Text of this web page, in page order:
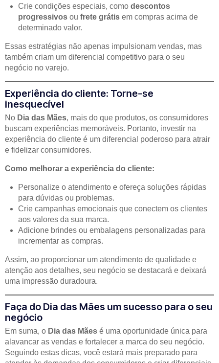
Crie condições especiais, comodescontos
progressivos oufrete grátis em compras acima de
determinado valor.
Essas estratégias não apenas impulsionam vendas, mas
também criam um diferencial competitivo para o seu
negócio no varejo.
Experiência do cliente: Torne-se
inesquecível
No Dia das Mães, mais do que produtos, os consumidores
buscam experiências memoráveis. Portanto, investir na
experiência do cliente é um diferencial poderoso para atrair
e fidelizar consumidores.
Como melhorar a experiência do cliente:
Personalize o atendimento e ofereça soluções rápidas
para dúvidas ou problemas.
Crie campanhas emocionais que conectem os clientes
aos valores da sua marca.
Adicione brindes ou embalagens personalizadas para
incrementar as compras.
Assim, ao proporcionar um atendimento de qualidade e
atenção aos detalhes, seu negócio se destacará e deixará
uma impressão duradoura.
Faça do Dia das Mães um sucesso para o seu
negócio
Em suma, o Dia das Mães é uma oportunidade única para
alavancar as vendas e fortalecer a marca do seu negócio.
Seguindo estas dicas, você estará mais preparado para